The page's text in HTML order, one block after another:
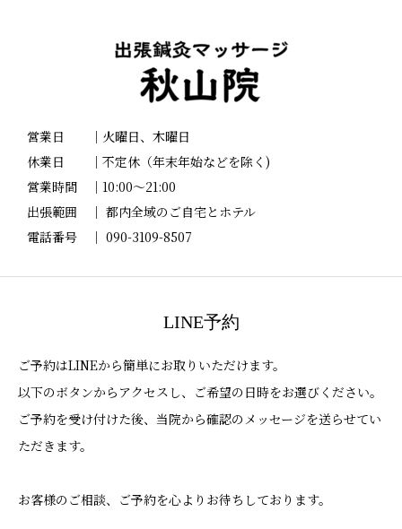
営業日 ｜火曜日、木曜日
休業日 ｜不定休（年末年始などを除く)
営業時間 ｜10:00～21:00
出張範囲 ｜ 都内全域のご自宅とホテル
電話番号 ｜ 090-3109-8507
LINE予約
ご予約はLINEから簡単にお取りいただけます。
以下のボタンからアクセスし、ご希望の日時をお選びください。
ご予約を受け付けた後、当院から確認のメッセージを送らせてい
ただきます。
お客様のご相談、ご予約を心よりお待ちしております。